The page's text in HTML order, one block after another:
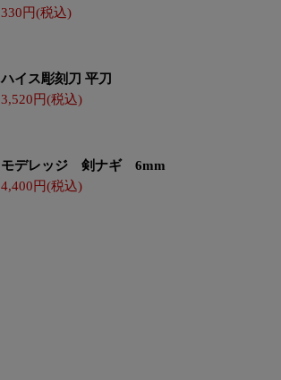
330
ハイス彫刻刀 平刀
3,520
モデレッジ 剣ナギ 6mm
4,400